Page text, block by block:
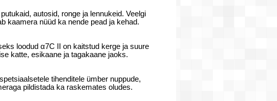
autosid, ronge ja lennukeid. Veelgi
kaamera nüüd ka nende pead ja kehad.
loodud α7C II on kaitstud kerge ja suure
katte, esikaane ja tagakaane jaoks.
tihenditele ümber nuppude,
pildistada ka raskemates oludes.